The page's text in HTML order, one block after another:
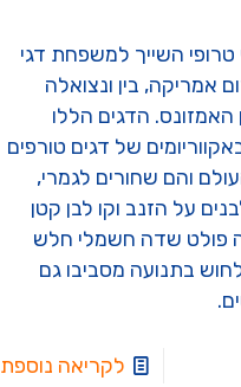
טרופי השייך למשפחת דגי
אמריקה, בין ונצואלה
האמזונס. הדגים הללו
של דגים טורפים
והם שחורים לגמרי,
על הזנב וקו לבן קטן
פולט שדה חשמלי חלש
בתנועה מסביבו גם
לקריאה נוספת